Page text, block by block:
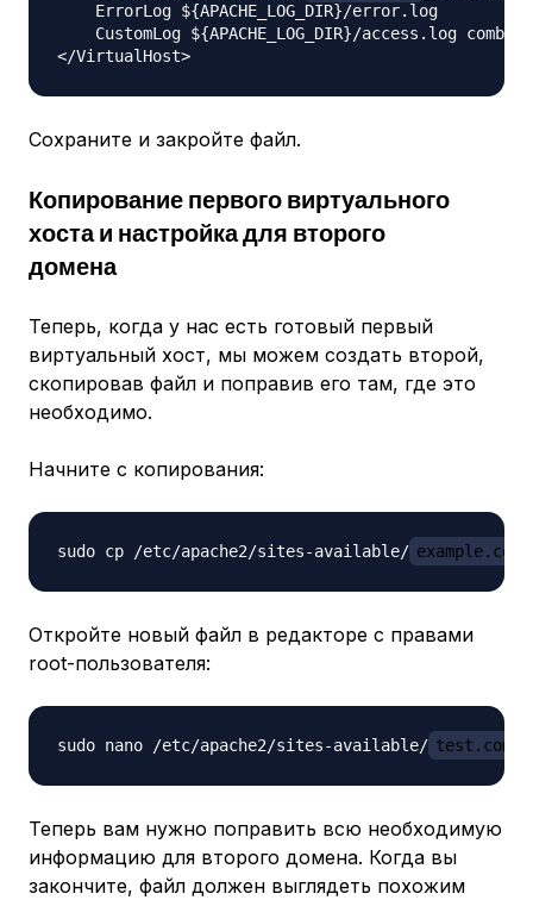
    ErrorLog ${APACHE_LOG_DIR}/error.log
CustomLog ${APACHE_LOG_DIR}/access.log
Сохраните и закройте файл.
Копирование первого виртуального
хоста и настройка для второго
домена
Теперь, когда у нас есть готовый первый
виртуальный хост, мы можем создать второй,
скопировав файл и поправив его там, где это
необходимо.
Начните с копирования:
sudo cp /etc/apache2/sites-available/ example.com
Откройте новый файл в редакторе с правами
root-пользователя:
sudo nano /etc/apache2/sites-available/ test.com
Теперь вам нужно поправить всю необходимую
информацию для второго домена. Когда вы
закончите, файл должен выглядеть похожим